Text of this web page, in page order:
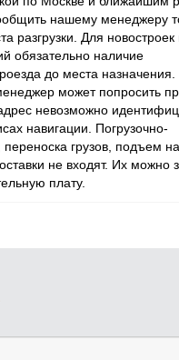
нашему менеджеру
разгрузки. Для новостроек
обязательно наличие
до места
может попросить
невозможно
навигации. Погрузочно-
грузов, подъем
не входят. Их можно
плату.